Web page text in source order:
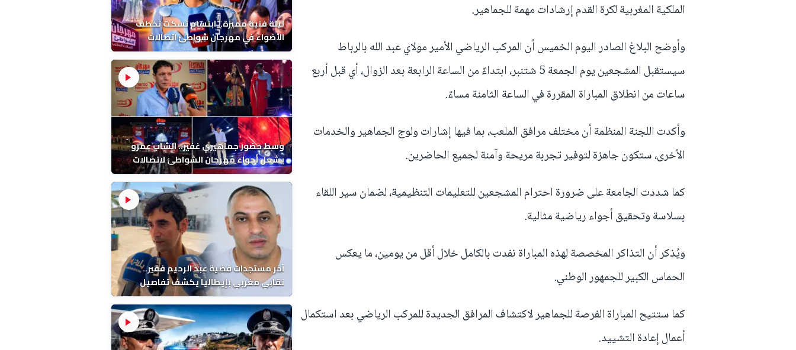
ليلة فنية مميزة.. ابتسام تسكت تخطف
الأضواء في مهرجان شواطئ اتصالات
المغرب بالمضيق
وسط حضور جماهيري غفير.. الشاب عمرو
يشعل أجواء مهرجان الشواطئ لاتصالات
المغرب بطنجة
آخر مستجدات قضية عبد الرحيم فقير..
نقابي مغربي بإيطاليا يكشف تفاصيل
الوفاة ونتائج التشريح
الملكية المغربية لكرة القدم إرشادات مهمة للجماهير.
وأوضح البلاغ الصادر اليوم الخميس أن المركب الرياضي الأمير مولاي عبد الله بالرباط
سيستقبل المشجعين يوم الجمعة 5 شتنبر، ابتداءً من الساعة الرابعة بعد الزوال، أي قبل أربع
ساعات من انطلاق المباراة المقررة في الساعة الثامنة مساءً.
وأكدت اللجنة المنظمة أن مختلف مرافق الملعب، بما فيها إشارات ولوج الجماهير والخدمات
الأخرى، ستكون جاهزة لتوفير تجربة مريحة وآمنة لجميع الحاضرين.
كما شددت الجامعة على ضرورة احترام المشجعين للتعليمات التنظيمية، لضمان سير اللقاء
بسلاسة وتحقيق أجواء رياضية مثالية.
ويُذكر أن التذاكر المخصصة لهذه المباراة نفدت بالكامل خلال أقل من يومين، ما يعكس
الحماس الكبير للجمهور الوطني.
كما ستتيح المباراة الفرصة للجماهير لاكتشاف المرافق الجديدة للمركب الرياضي بعد استكمال
أعمال إعادة التشييد.